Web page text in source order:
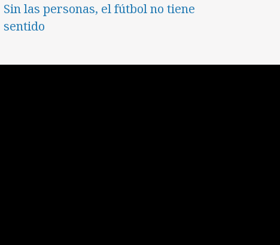
Sin las personas, el fútbol no tiene
sentido